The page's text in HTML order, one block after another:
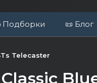
Подборки 📜 Блог
Telecaster
Classic